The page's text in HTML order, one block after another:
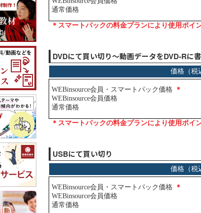
DVDにて買い切り～動画データをDVD-Rに
USBにて買い切り